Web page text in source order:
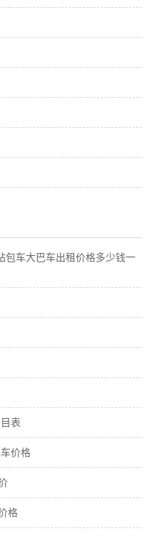
包车大巴车出租价格多少钱一
表
价格
格